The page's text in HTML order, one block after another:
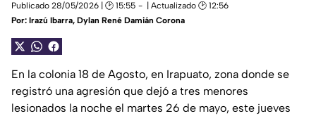
Publicado 28/05/2026 | 🕑 15:55
| Actualizado 🕑 12:56
Por: Irazú Ibarra, Dylan René Damián Corona
En la colonia 18 de Agosto, en Irapuato, zona donde se
registró una agresión que dejó a tres menores
lesionados la noche el martes 26 de mayo, este jueves